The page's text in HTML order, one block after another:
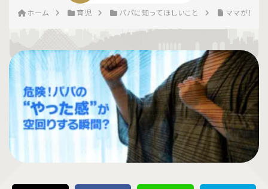
ホーム 育児 パパに知ってほしいこと ママが感じ